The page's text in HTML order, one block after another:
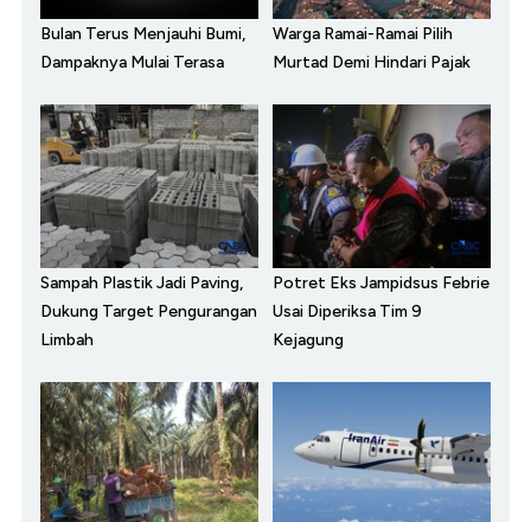
Bulan Terus Menjauhi Bumi,
Dampaknya Mulai Terasa
Warga Ramai-Ramai Pilih
Murtad Demi Hindari Pajak
Sampah Plastik Jadi Paving,
Dukung Target Pengurangan
Limbah
Potret Eks Jampidsus Febrie
Usai Diperiksa Tim 9
Kejagung